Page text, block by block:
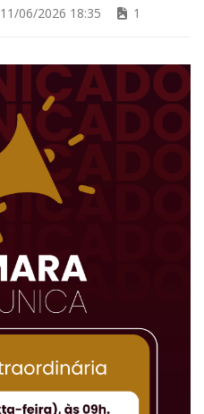
11/06/2026 18:35 1